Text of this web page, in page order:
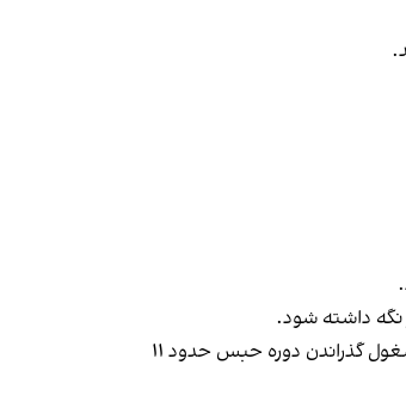
نگه داشته شود.
۱۳مردادماه سال جاری ناوالنی در حالی با اتهام‌هایی از جمله تاسیس و تامین مالی یک سازمان افراطی به ۱۹ سال حبس دیگر محکوم شد که مشغول گذراندن دوره حبس حدود ۱۱